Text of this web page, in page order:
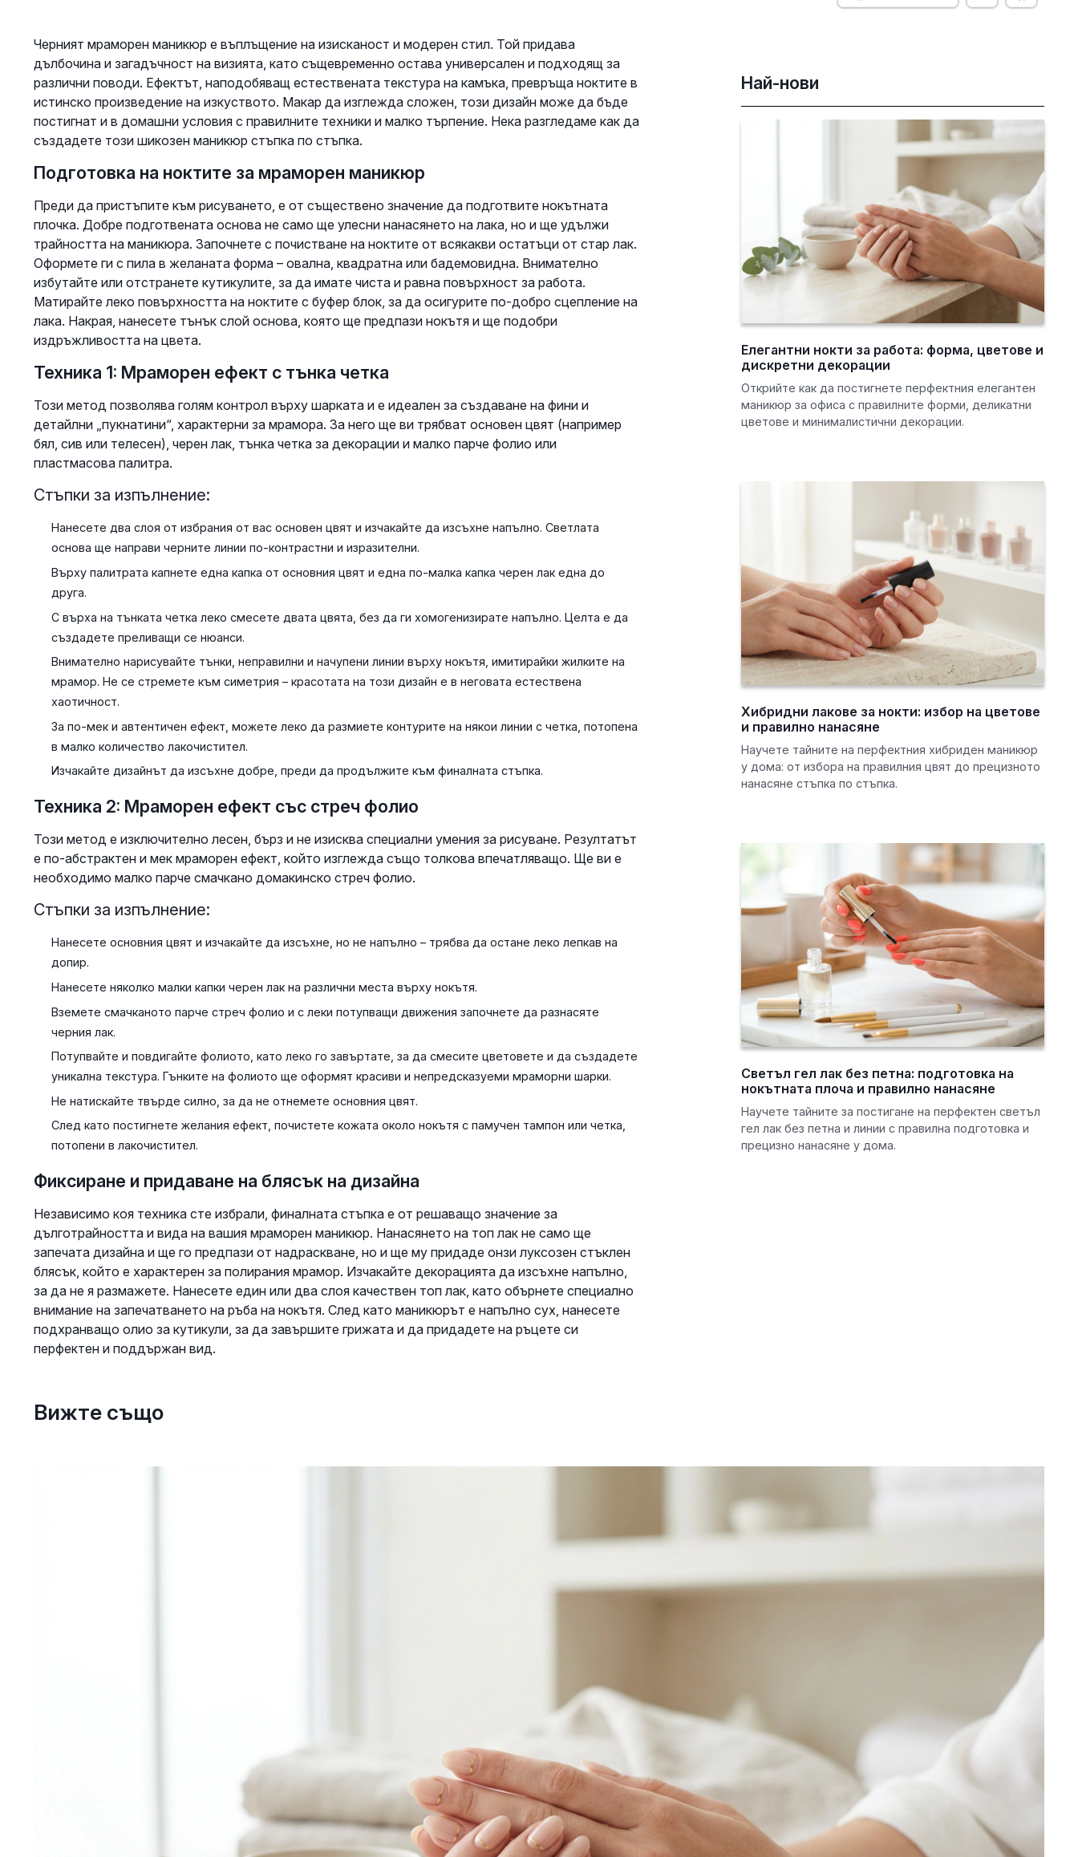
Черният мраморен маникюр е въплъщение на изисканост и модерен стил. Той придава
дълбочина и загадъчност на визията, като същевременно остава универсален и подходящ за
различни поводи. Ефектът, наподобяващ естествената текстура на камъка, превръща ноктите в
истинско произведение на изкуството. Макар да изглежда сложен, този дизайн може да бъде
постигнат и в домашни условия с правилните техники и малко търпение. Нека разгледаме как да
създадете този шикозен маникюр стъпка по стъпка.
Подготовка на ноктите за мраморен маникюр
Преди да пристъпите към рисуването, е от съществено значение да подготвите нокътната
плочка. Добре подготвената основа не само ще улесни нанасянето на лака, но и ще удължи
трайността на маникюра. Започнете с почистване на ноктите от всякакви остатъци от стар лак.
Оформете ги с пила в желаната форма – овална, квадратна или бадемовидна. Внимателно
избутайте или отстранете кутикулите, за да имате чиста и равна повърхност за работа.
Матирайте леко повърхността на ноктите с буфер блок, за да осигурите по-добро сцепление на
лака. Накрая, нанесете тънък слой основа, която ще предпази нокътя и ще подобри
издръжливостта на цвета.
Техника 1: Мраморен ефект с тънка четка
Този метод позволява голям контрол върху шарката и е идеален за създаване на фини и
детайлни „пукнатини“, характерни за мрамора. За него ще ви трябват основен цвят (например
бял, сив или телесен), черен лак, тънка четка за декорации и малко парче фолио или
пластмасова палитра.
Стъпки за изпълнение:
Нанесете два слоя от избрания от вас основен цвят и изчакайте да изсъхне напълно. Светлата
основа ще направи черните линии по-контрастни и изразителни.
Върху палитрата капнете една капка от основния цвят и една по-малка капка черен лак една до
друга.
С върха на тънката четка леко смесете двата цвята, без да ги хомогенизирате напълно. Целта е да
създадете преливащи се нюанси.
Внимателно нарисувайте тънки, неправилни и начупени линии върху нокътя, имитирайки жилките на
мрамор. Не се стремете към симетрия – красотата на този дизайн е в неговата естествена
хаотичност.
За по-мек и автентичен ефект, можете леко да размиете контурите на някои линии с четка, потопена
в малко количество лакочистител.
Изчакайте дизайнът да изсъхне добре, преди да продължите към финалната стъпка.
Техника 2: Мраморен ефект със стреч фолио
Този метод е изключително лесен, бърз и не изисква специални умения за рисуване. Резултатът
е по-абстрактен и мек мраморен ефект, който изглежда също толкова впечатляващо. Ще ви е
необходимо малко парче смачкано домакинско стреч фолио.
Стъпки за изпълнение:
Нанесете основния цвят и изчакайте да изсъхне, но не напълно – трябва да остане леко лепкав на
допир.
Нанесете няколко малки капки черен лак на различни места върху нокътя.
Вземете смачканото парче стреч фолио и с леки потупващи движения започнете да разнасяте
черния лак.
Потупвайте и повдигайте фолиото, като леко го завъртате, за да смесите цветовете и да създадете
уникална текстура. Гънките на фолиото ще оформят красиви и непредсказуеми мраморни шарки.
Не натискайте твърде силно, за да не отнемете основния цвят.
След като постигнете желания ефект, почистете кожата около нокътя с памучен тампон или четка,
потопени в лакочистител.
Фиксиране и придаване на блясък на дизайна
Независимо коя техника сте избрали, финалната стъпка е от решаващо значение за
дълготрайността и вида на вашия мраморен маникюр. Нанасянето на топ лак не само ще
запечата дизайна и ще го предпази от надраскване, но и ще му придаде онзи луксозен стъклен
блясък, който е характерен за полирания мрамор. Изчакайте декорацията да изсъхне напълно,
за да не я размажете. Нанесете един или два слоя качествен топ лак, като обърнете специално
внимание на запечатването на ръба на нокътя. След като маникюрът е напълно сух, нанесете
подхранващо олио за кутикули, за да завършите грижата и да придадете на ръцете си
перфектен и поддържан вид.
Най-нови
Елегантни нокти за работа: форма, цветове и
дискретни декорации
Открийте как да постигнете перфектния елегантен
маникюр за офиса с правилните форми, деликатни
цветове и минималистични декорации.
Хибридни лакове за нокти: избор на цветове
и правилно нанасяне
Научете тайните на перфектния хибриден маникюр
у дома: от избора на правилния цвят до прецизното
нанасяне стъпка по стъпка.
Светъл гел лак без петна: подготовка на
нокътната плоча и правилно нанасяне
Научете тайните за постигане на перфектен светъл
гел лак без петна и линии с правилна подготовка и
прецизно нанасяне у дома.
Вижте също